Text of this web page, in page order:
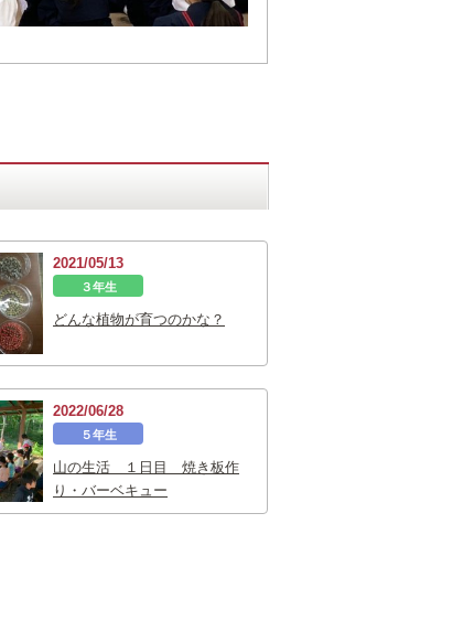
2021/05/13
３年生
どんな植物が育つのかな？
2022/06/28
５年生
山の生活 １日目 焼き板作
り・バーベキュー